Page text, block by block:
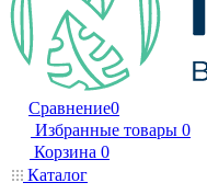
Сравнение0
Избранные товары 0
Корзина 0
Каталог